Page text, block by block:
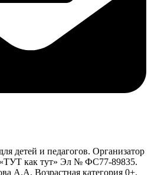
детей и педагогов. Организатор
как тут» Эл № ФС77-89835.
А.А. Возрастная категория 0+.